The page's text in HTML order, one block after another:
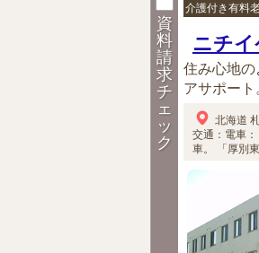
資
料
請
求
チ
ェ
ッ
ク
介護付き有料
ニチイ
住み心地
アサポー
北海道
交通：電車：
車。
「厚別